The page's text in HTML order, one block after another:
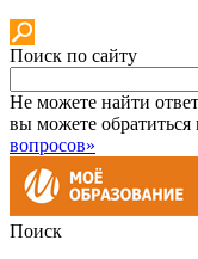
Поиск по сайту
Не можете найти
вы можете
вопросов»
Поиск